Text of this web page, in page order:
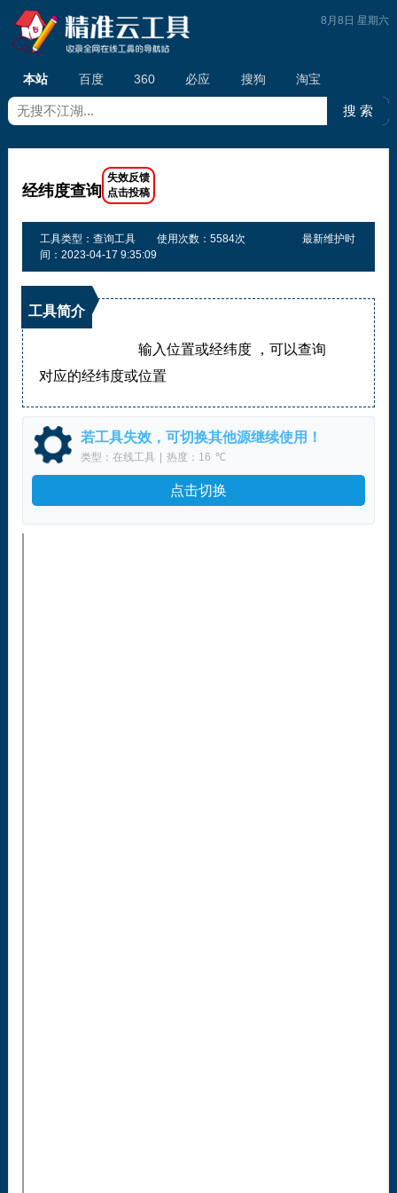
本站 百度 360 必应 搜狗 淘宝
8月8日 星期六
经纬度查询
工具类型：查询工具 使用次数：5584次
最新维护时
间：2023-04-17 9:35:09
工具简介
输入位置或经纬度 ，可以查询
对应的经纬度或位置
若工具失效，可切换其他源继续使用！
类型：在线工具 热度：16 ℃
点击切换